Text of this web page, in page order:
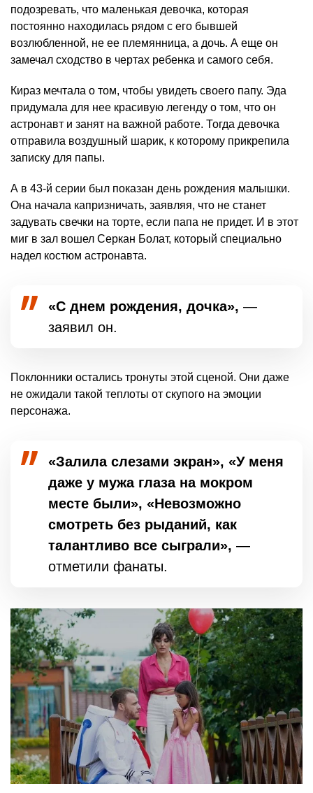
подозревать, что маленькая девочка, которая
постоянно находилась рядом с его бывшей
возлюбленной, не ее племянница, а дочь. А еще он
замечал сходство в чертах ребенка и самого себя.
Кираз мечтала о том, чтобы увидеть своего папу. Эда
придумала для нее красивую легенду о том, что он
астронавт и занят на важной работе. Тогда девочка
отправила воздушный шарик, к которому прикрепила
записку для папы.
А в 43-й серии был показан день рождения малышки.
Она начала капризничать, заявляя, что не станет
задувать свечки на торте, если папа не придет. И в этот
миг в зал вошел Серкан Болат, который специально
надел костюм астронавта.
«С днем рождения, дочка», —
заявил он.
Поклонники остались тронуты этой сценой. Они даже
не ожидали такой теплоты от скупого на эмоции
персонажа.
«Залила слезами экран», «У меня
даже у мужа глаза на мокром
месте были», «Невозможно
смотреть без рыданий, как
талантливо все сыграли», —
отметили фанаты.